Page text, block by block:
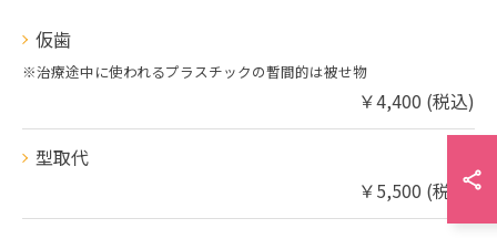
仮歯
※治療途中に使われるプラスチックの暫間的は被せ物
￥4,400 (税込)
型取代
￥5,500 (税込)